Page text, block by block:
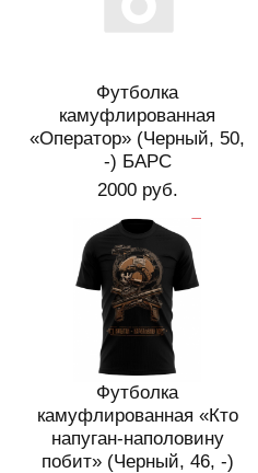
Футболка
камуфлированная
«Оператор» (Черный, 50,
-) БАРС
2000 руб.
Футболка
камуфлированная «Кто
напуган-наполовину
побит» (Черный, 46, -)